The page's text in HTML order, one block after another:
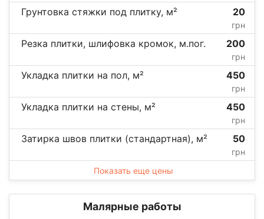
Грунтовка стяжки под плитку, м² 20
грн
Резка плитки, шлифовка кромок, м.пог. 200
грн
Укладка плитки на пол, м² 450
грн
Укладка плитки на стены, м² 450
грн
Затирка швов плитки (стандартная), м² 50
грн
Показать еще цены
Малярные работы